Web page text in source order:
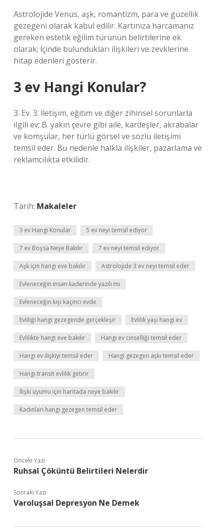
Astrolojide Venüs, aşk, romantizm, para ve güzellik
gezegeni olarak kabul edilir. Kartınıza harcamanız
gereken estetik eğilim türünün belirtilerine ek
olarak; İçinde bulundukları ilişkileri ve zevklerine
hitap edenleri gösterir.
3 ev Hangi Konular?
3. Ev. 3. İletişim, eğitim ve diğer zihinsel sorunlarla
ilgili ev; B. yakın çevre gibi aile, kardeşler, akrabalar
ve komşular, her türlü görsel ve sözlü iletişimi
temsil eder. Bu nedenle halkla ilişkiler, pazarlama ve
reklamcılıkta etkilidir.
Tarih: Makaleler
3 ev Hangi Konular 5 ev neyi temsil ediyor
7 ev Boşsa Neye Bakılır 7 ev neyi temsil ediyor
Aşk için hangi eve bakılır Astrolojide 3 ev neyi temsil eder
Evleneceğin insan kaderinde yazılı mı
Evleneceğin kişi kaçıncı evde
Evliliği hangi gezegende gerçekleşir Evlilik yaşı hangi ev
Evlilikte hangi eve bakılır Hangi ev cinselliği temsil eder
Hangi ev ilişkiyi temsil eder Hangi gezegen aşkı temsil eder
Hangi transit evlilik getirir
İlişki uyumu için haritada neye bakılır
Kadınları hangi gezegen temsil eder
Önceki Yazı
Ruhsal Çöküntü Belirtileri Nelerdir
Sonraki Yazı
Varoluşsal Depresyon Ne Demek